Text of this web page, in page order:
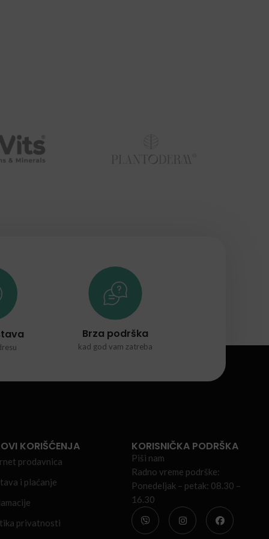
Brza podrška
kad god vam zatreba
KORIŠĆENJA
prodavnica
i plaćanje
privatnosti
KORISNIČKA PODRŠKA
Piši nam
Radno vreme podrške:
Ponedeljak – petak: 08.30 –
16.30